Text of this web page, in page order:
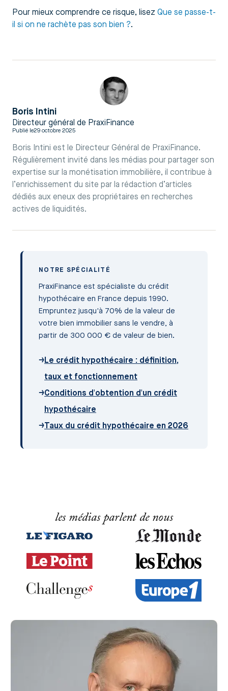
Pour mieux comprendre ce risque, lisez Que se passe-t-
il si on ne rachète pas son bien ?.
Boris Intini
Directeur général de PraxiFinance
Publié le29 octobre 2025
Boris Intini est le Directeur Général de PraxiFinance.
Régulièrement invité dans les médias pour partager son
expertise sur la monétisation immobilière, il contribue à
l’enrichissement du site par la rédaction d’articles
dédiés aux eneux des propriétaires en recherches
actives de liquidités.
NOTRE SPÉCIALITÉ
PraxiFinance est spécialiste du crédit
hypothécaire en France depuis 1990.
Empruntez jusqu'à 70% de la valeur de
votre bien immobilier sans le vendre, à
partir de 300 000 € de valeur de bien.
→Le crédit hypothécaire : définition,
taux et fonctionnement
→Conditions d'obtention d'un crédit
hypothécaire
→Taux du crédit hypothécaire en 2026
les médias parlent de nous